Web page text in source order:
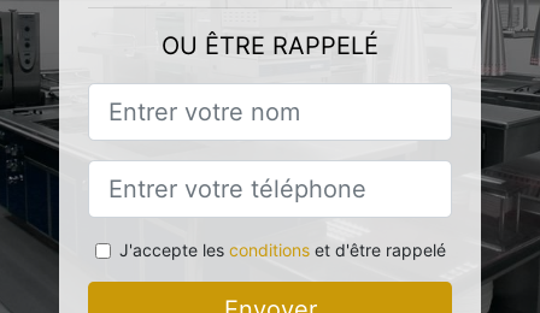
OU ÊTRE RAPPELÉ
J'accepte les conditionset d'être rappelé